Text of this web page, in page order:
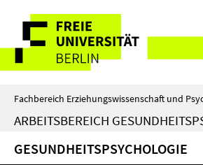
direkt
Inhalt
Service-
Navigation
Fachbereich Erziehungswissenschaft und
ARBEITSBEREICH
GESUNDHEITSPSYCHOLOGIE